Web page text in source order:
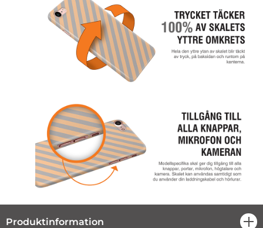
Produktinformation